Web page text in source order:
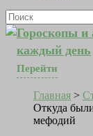
Гороскопы и
каждый день
Перейти
Главная >
Откуда
мефодий